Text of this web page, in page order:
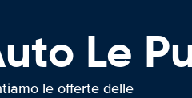
Le
le offerte delle